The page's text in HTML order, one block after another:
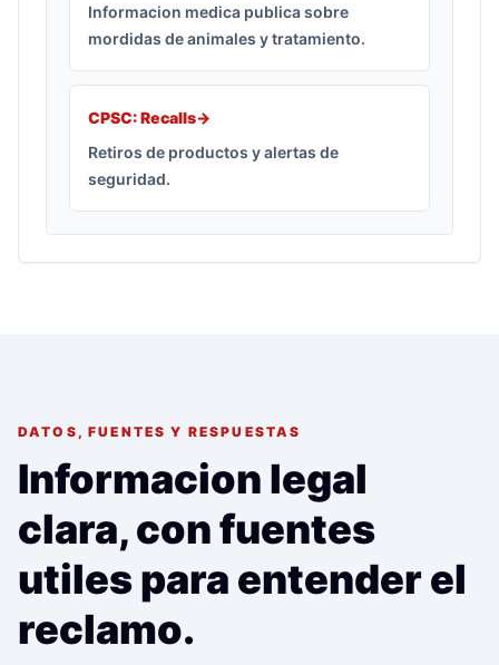
Informacion medica publica sobre
mordidas de animales y tratamiento.
CPSC: Recalls->
Retiros de productos y alertas de
seguridad.
DATOS, FUENTES Y RESPUESTAS
Informacion legal
clara, con fuentes
utiles para entender el
reclamo.